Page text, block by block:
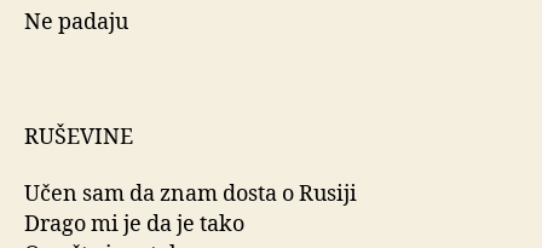
Ne padaju
RUŠEVINE
Učen sam da znam dosta o Rusiji
Drago mi je da je tako